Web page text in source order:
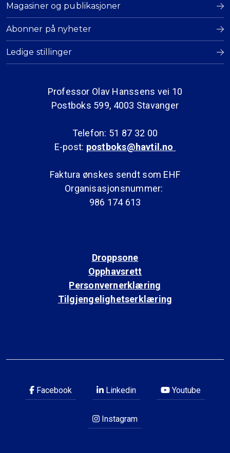
Magasiner og publikasjoner
Abonner på nyheter
Ledige stillinger
Professor Olav Hanssens vei 10
Postboks 599, 4003 Stavanger
Telefon: 51 87 32 00
E-post: postboks@havtil.no
Faktura ønskes sendt som EHF
Organisasjonsnummer:
986 174 613
Droppsone
Opphavsrett
Personvernerklæring
Tilgjengelighetserklæring
Facebook Linkedin Youtube
Instagram